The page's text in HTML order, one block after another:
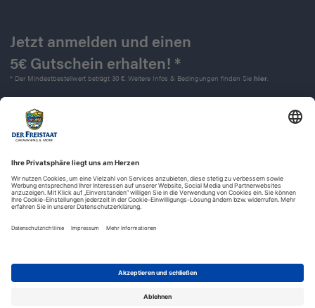
Jetzt anmelden und einen
5€ Gutschein erhalten! *
* Der Mindestbestellwert beträgt 30 €. Weitere Infos & Bedingungen finden Sie hier